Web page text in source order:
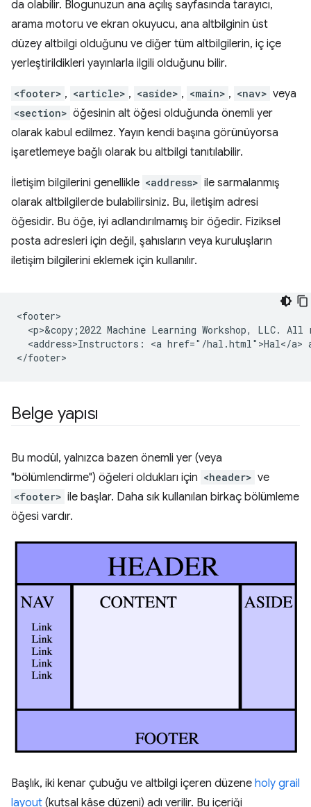
da olabilir. Blogunuzun ana açılış sayfasında tarayıcı,
arama motoru ve ekran okuyucu, ana altbilginin üst
düzey altbilgi olduğunu ve diğer tüm altbilgilerin, iç içe
yerleştirildikleri yayınlarla ilgili olduğunu bilir.
<footer> , <article> , <aside> , <main> , <nav> veya
<section> öğesinin alt öğesi olduğunda önemli yer
olarak kabul edilmez. Yayın kendi başına görünüyorsa
işaretlemeye bağlı olarak bu altbilgi tanıtılabilir.
İletişim bilgilerini genellikle <address> ile sarmalanmış
olarak altbilgilerde bulabilirsiniz. Bu, iletişim adresi
öğesidir. Bu öğe, iyi adlandırılmamış bir öğedir. Fiziksel
posta adresleri için değil, şahısların veya kuruluşların
iletişim bilgilerini eklemek için kullanılır.
<footer>
<p>&copy;2022 Machine Learning Workshop, LLC. All
<address>Instructors: <a href="/hal.html">Hal</a>
Belge yapısı
Bu modül, yalnızca bazen önemli yer (veya
"bölümlendirme") öğeleri oldukları için <header> ve
<footer> ile başlar. Daha sık kullanılan birkaç bölümleme
öğesi vardır.
Başlık, iki kenar çubuğu ve altbilgi içeren düzene holy grail
layout (kutsal kâse düzeni) adı verilir. Bu içeriği